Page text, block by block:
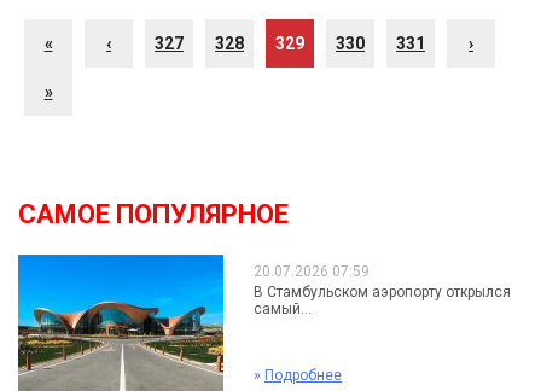
« ‹ 327 328 329 330 331 ›
»
САМОЕ ПОПУЛЯРНОЕ
20.07.2026 07:59
В Стамбульском аэропорту открылся
самый...
» Подробнее